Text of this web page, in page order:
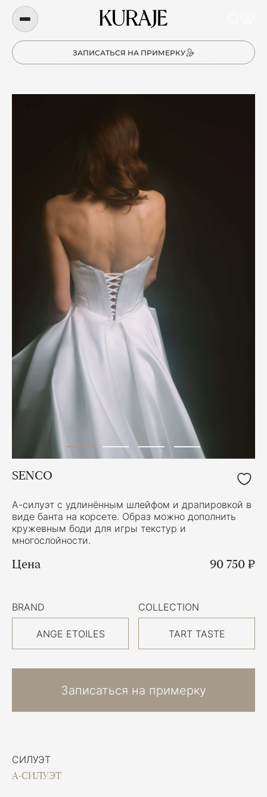
ЗАПИСАТЬСЯ НА ПРИМЕРКУ
СИЛУЭТ
А-СИЛУЭТ
SENCO
А-силуэт с удлинённым шлейфом и драпировкой в
виде банта на корсете. Образ можно дополнить
кружевным боди для игры текстур и
многослойности.
Цена 90 750 ₽
BRAND
ANGE ETOILES
COLLECTION
TART TASTE
Записаться на примерку